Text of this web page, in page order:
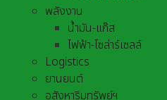
พลังงาน
น้ำมัน-แก๊ส
ไฟฟ้า-โซล่าร์เซลล์
Logistics
ยานยนต์
อสังหาริมทรัพย์ฯ